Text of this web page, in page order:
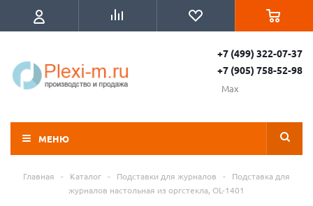
+7 (499) 322-07-37
+7 (905) 758-52-98
Max
МЕНЮ
Главная - Каталог - Подставки для журналов -
Подставка для
журналов настольная из оргстекла, OL-1401